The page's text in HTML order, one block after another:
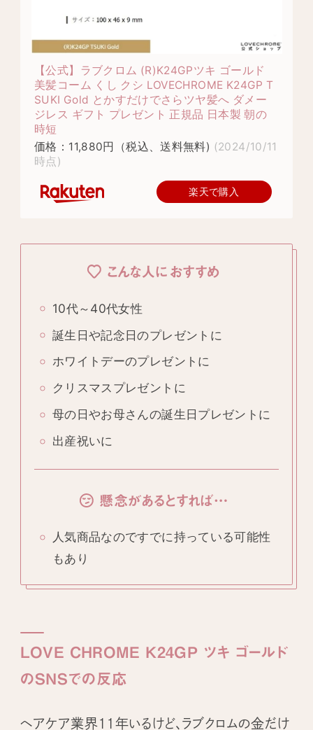
【公式】ラブクロム (R)K24GPツキ ゴールド
美髪コーム くし クシ LOVECHROME K24GP T
SUKI Gold とかすだけでさらツヤ髪へ ダメー
ジレス ギフト プレゼント 正規品 日本製 朝の
時短
価格：11,880円（税込、送料無料) (2024/10/11
時点)
楽天で購入
こんな人におすすめ
10代～40代女性
誕生日や記念日のプレゼントに
ホワイトデーのプレゼントに
クリスマスプレゼントに
母の日やお母さんの誕生日プレゼントに
出産祝いに
懸念があるとすれば…
人気商品なのですでに持っている可能性
もあり
LOVE CHROME K24GP ツキ ゴールド
のSNSでの反応
ヘアケア業界11年いるけど、ラブクロムの金だけ